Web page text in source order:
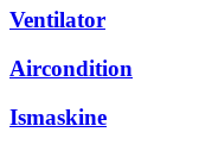
Ventilator
Aircondition
Ismaskine